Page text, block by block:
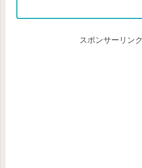
スポンサーリンク